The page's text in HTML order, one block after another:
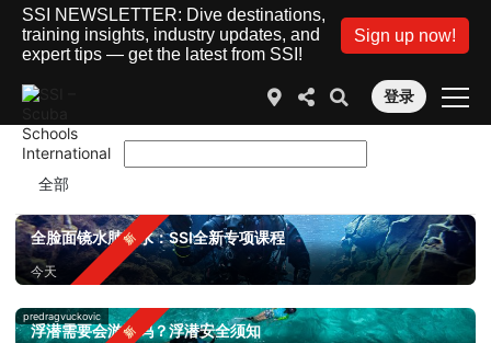
SSI NEWSLETTER: Dive destinations,
training insights, industry updates, and
expert tips — get the latest from SSI!
Sign up now!
登录
全脸面镜水肺潜水：SSI全新专项课程
今天
predragvuckovic
浮潜需要会游泳吗？浮潜安全须知